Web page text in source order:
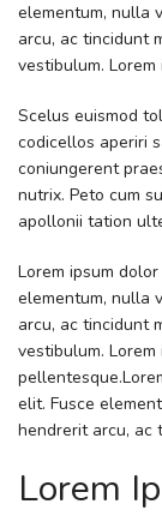
elementum, nulla
arcu, ac tincidunt
vestibulum.
Scelus euismod
codicellos aperiri
coniungerent
nutrix. Peto cum
apollonii tation
Lorem ipsum
elementum, nulla
arcu, ac tincidunt
vestibulum.
elit. Fusce
hendrerit arcu, ac
Lorem